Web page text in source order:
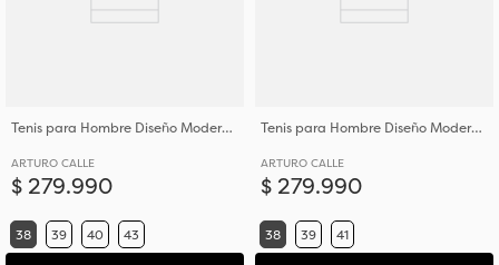
Tenis para Hombre Diseño Moderno en Cuero
ARTURO CALLE
$ 279.990
38 39 40 43
Tenis para Hombre Diseño Moderno en Cuero
ARTURO CALLE
$ 279.990
38 39 41